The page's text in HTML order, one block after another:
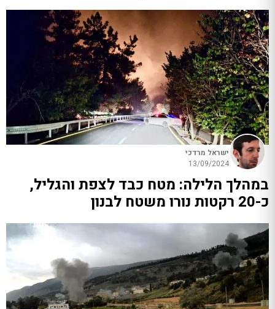
ישראל מרדכי
13/09/2024
במהלך הלילה: מטח כבד לצפת והגליל,
כ-20 רקטות נורו משטח לבנון